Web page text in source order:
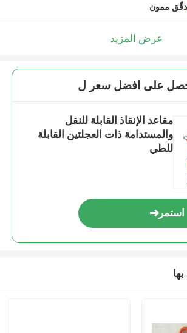
ممون
عرض المزيد
على افضل سعر ل
مقاعد الإنقاذ القابلة للنقل
والمستدامة ذات العجلتين القابلة
للطي
استمر